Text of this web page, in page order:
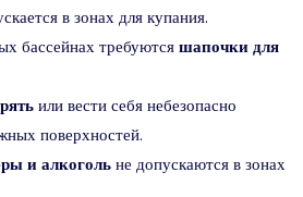
в зонах для купания.
бассейнах требуются шапочки для
или вести себя небезопасно
поверхностей.
и алкоголь не допускаются в зонах